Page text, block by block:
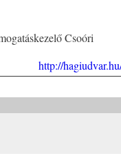
Csoóri
http://